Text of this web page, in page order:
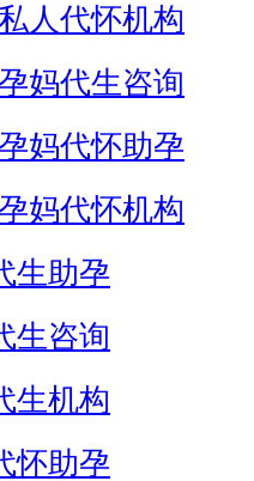
人代怀机构
妈代生咨询
妈代怀助孕
妈代怀机构
生助孕
生咨询
生机构
怀助孕